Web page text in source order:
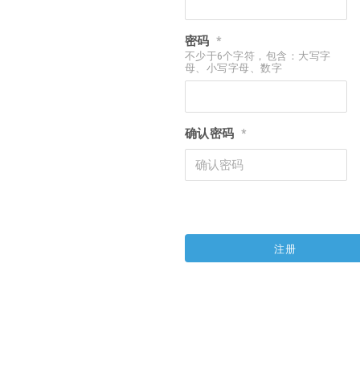
密码 *
不少于6个字符，包含：大写字
母、小写字母、数字
确认密码 *